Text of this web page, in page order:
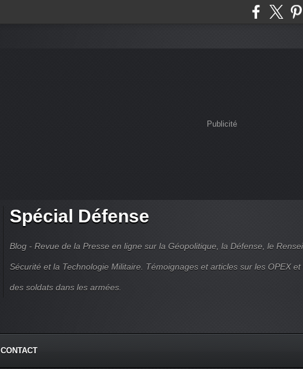
Publicité
Spécial Défense
Blog - Revue de la Presse en ligne sur la Géopolitique, la Défense, le
Sécurité et la Technologie Militaire. Témoignages et articles sur les OPEX et
des soldats dans les armées.
CONTACT